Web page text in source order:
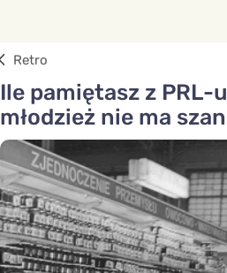
Retro
Ile pamiętasz z PRL-
młodzież nie ma